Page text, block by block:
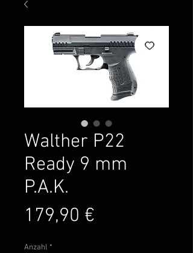
Walther P22
Ready 9 mm
P.A.K.
179,90 €
Anzahl *